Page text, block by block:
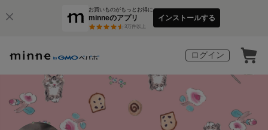
お買いものがもっとお得に
minneのアプリ
3万件以上
インストールする
ログイン